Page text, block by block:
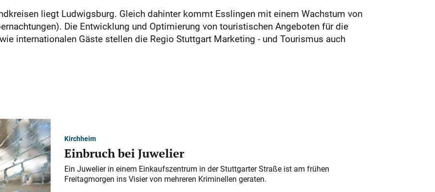
liegt Ludwigsburg. Gleich dahinter kommt Esslingen mit einem Wachstum von
Die Entwicklung und Optimierung von touristischen Angeboten für die
internationalen Gäste stellen die Regio Stuttgart Marketing - und Tourismus auch
Kirchheim
Einbruch bei Juwelier
Ein Juwelier in einem Einkaufszentrum in der Stuttgarter Straße ist am frühen
Freitagmorgen ins Visier von mehreren Kriminellen geraten.